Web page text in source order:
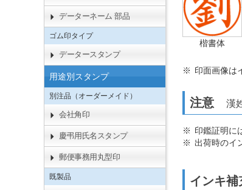
楷書体
印面画像は
注意 漢
印鑑証明に
出荷時のイ
インキ
データーネーム 部品
ゴム印タイプ
データースタンプ
用途別スタンプ
別注品（オーダーメイド）
会社角印
慶弔用氏名スタンプ
郵便事務用丸型印
既製品